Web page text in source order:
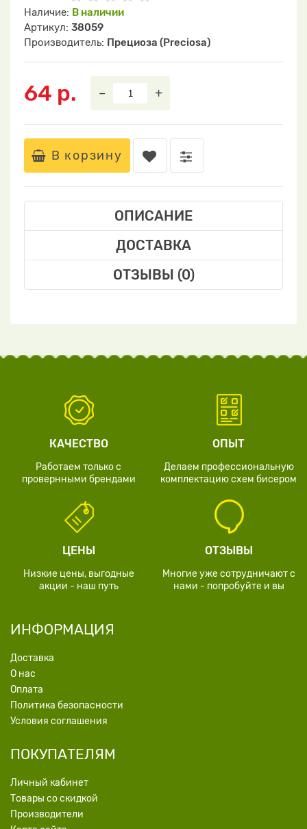
Наличие: В наличии
Артикул: 38059
Производитель: Прециоза (Preciosa)
64 р. – +
В корзину
ОПИСАНИЕ
ДОСТАВКА
ОТЗЫВЫ (0)
КАЧЕСТВО
Работаем только с
провернными брендами
ОПЫТ
Делаем профессиональную
комплектацию схем бисером
ЦЕНЫ
Низкие цены, выгодные
акции - наш путь
ОТЗЫВЫ
Многие уже сотрудничают с
нами - попробуйте и вы
ИНФОРМАЦИЯ
Доставка
О нас
Оплата
Политика безопасности
Условия соглашения
ПОКУПАТЕЛЯМ
Личный кабинет
Товары со скидкой
Производители